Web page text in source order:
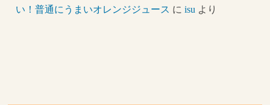
い！普通にうまいオレンジジュース にisu より